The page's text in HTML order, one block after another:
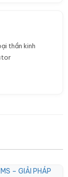
thần kinh